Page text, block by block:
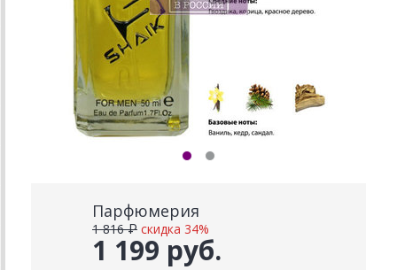
Парфюмерия
1 199 руб.
1 816 ₽ скидка 34%